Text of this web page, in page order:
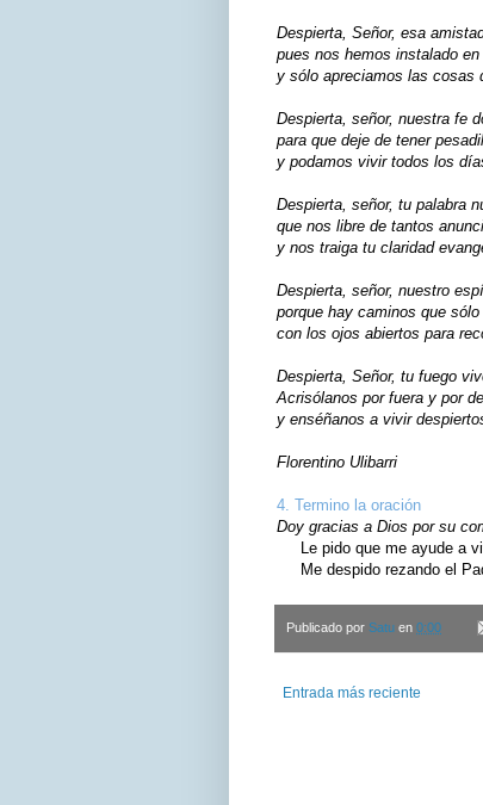
Despierta, Señor, esa
pues nos hemos instalado
y sólo apreciamos las cosas
Despierta, señor, nuestra fe
para que deje de tener
y podamos vivir todos los
Despierta, señor, tu palabra
que nos libre de tantos
y nos traiga tu claridad
Despierta, señor, nuestro
porque hay caminos que
con los ojos abiertos para
Despierta, Señor, tu fuego
Acrisólanos por fuera y por
y enséñanos a vivir
Florentino Ulibarri
4. Termino la oración
Doy gracias a Dios por su
Le pido que me ayude a
Me despido rezando el
Publicado por Satu en 0:00
Entrada más reciente